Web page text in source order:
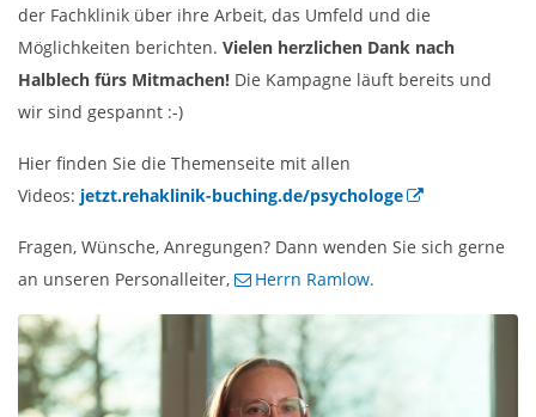
der Fachklinik über ihre Arbeit, das Umfeld und die
Möglichkeiten berichten. Vielen herzlichen Dank nach
Halblech fürs Mitmachen! Die Kampagne läuft bereits und
wir sind gespannt :-)
Hier finden Sie die Themenseite mit allen
Videos: jetzt.rehaklinik-buching.de/psychologe
Fragen, Wünsche, Anregungen? Dann wenden Sie sich gerne
an unseren Personalleiter,
Herrn Ramlow.